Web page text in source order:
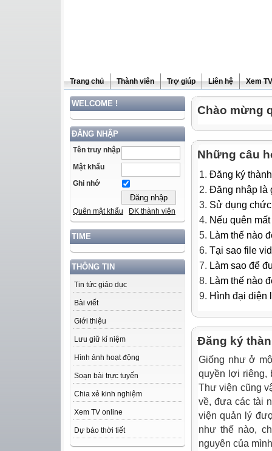
Trang chủ Thành viên Trợ giúp Liên hệ Xem TV
WELCOME !
ĐĂNG NHẬP
Tên truy nhập
Mật khẩu
Ghi nhớ
Quên mật khẩu ĐK thành viên
TIME
THÔNG TIN
Tin tức giáo dục
Bài viết
Giới thiệu
Lưu giữ kỉ niệm
Hình ảnh hoạt động
Soạn bài trực tuyến
Chia xẻ kinh nghiệm
Xem TV online
Dự báo thời tiết
Chào mừng
Những câu
Đăng ký
Đăng nhập là
Sử dụng
Nếu quên
Làm thế nào
Tại sao file
Làm sao để
Làm thế nào
Hình đại diện
Đăng ký
Giống như ở
quyền lợi riêng,
Thư viện cũng
về, đưa các tài
viện quản lý
như thế nào,
nguyên của